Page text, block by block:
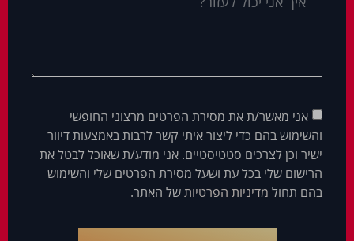
אני מאשר/ת את מסירת הפרטים מרצוני החופשי
והשימוש בהם כדי ליצור איתי קשר לרבות באמצעות דיוור
ישיר וכן לצרכים סטטיסטיים. אני מודע/ת שאוכל לבטל את
הרישום שלי בכל עת ושעל מסירת הפרטים שלי והשימוש
בהם תחול מדיניות הפרטיותשל האתר.